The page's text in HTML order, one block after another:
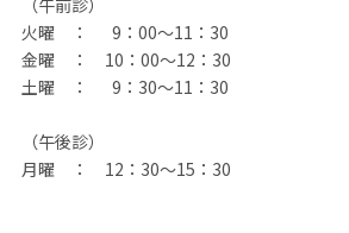
火曜 ： 9：00～11：30
金曜 ： 10：00～12：30
土曜 ： 9：30～11：30
（午後診）
月曜 ： 12：30～15：30